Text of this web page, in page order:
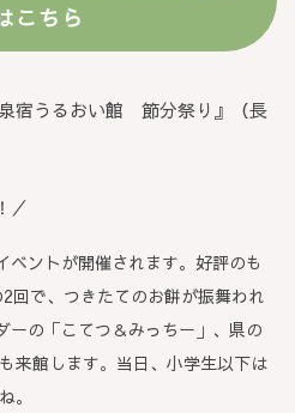
こちら
うるおい館 節分祭り』（長
／
ントが開催されます。好評のも
回で、つきたてのお餅が振舞われ
ーの「こてつ＆みっちー」、県の
来館します。当日、小学生以下は
。